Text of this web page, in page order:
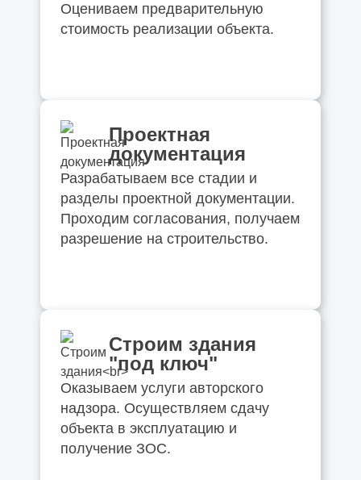
Оцениваем предварительную
стоимость реализации объекта.
Проектная
документация
Разрабатываем все стадии и
разделы проектной документации.
Проходим согласования, получаем
разрешение на строительство.
Строим здания
"под ключ"
Оказываем услуги авторского
надзора. Осуществляем сдачу
объекта в эксплуатацию и
получение ЗОС.